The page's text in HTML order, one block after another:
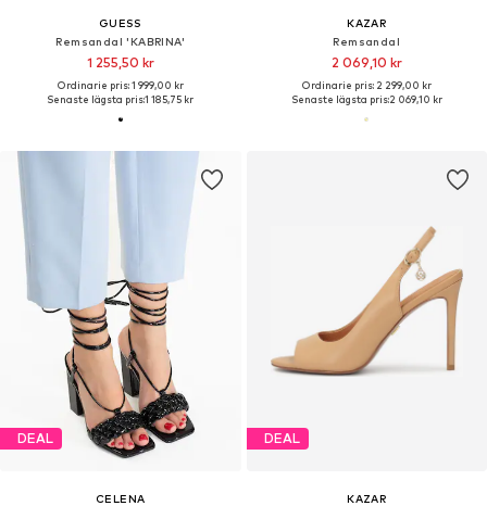
GUESS
Remsandal 'KABRINA'
1 255,50 kr
Ordinarie pris: 1 999,00 kr
Senaste lägsta pris:1 185,75 kr
KAZAR
Remsandal
2 069,10 kr
Ordinarie pris: 2 299,00 kr
Senaste lägsta pris:2 069,10 kr
DEAL
CELENA
DEAL
KAZAR